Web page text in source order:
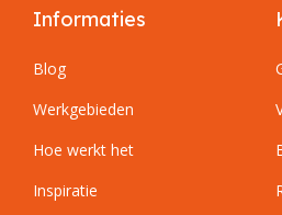
Informaties
Blog
Werkgebieden
Hoe werkt het
Inspiratie